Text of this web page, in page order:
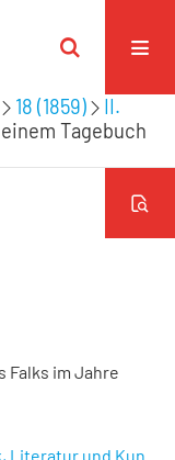
18 (1859)
II.
Tagebuch
Falks im Jahre
Literatur und Kun